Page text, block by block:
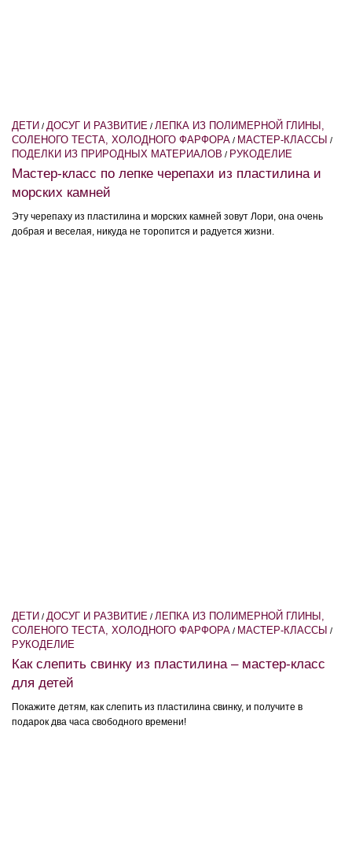
ДЕТИ / ДОСУГ И РАЗВИТИЕ / ЛЕПКА ИЗ ПОЛИМЕРНОЙ ГЛИНЫ,
СОЛЕНОГО ТЕСТА, ХОЛОДНОГО ФАРФОРА / МАСТЕР-КЛАССЫ /
ПОДЕЛКИ ИЗ ПРИРОДНЫХ МАТЕРИАЛОВ / РУКОДЕЛИЕ
Мастер-класс по лепке черепахи из пластилина и
морских камней
Эту черепаху из пластилина и морских камней зовут Лори, она очень
добрая и веселая, никуда не торопится и радуется жизни.
ДЕТИ / ДОСУГ И РАЗВИТИЕ / ЛЕПКА ИЗ ПОЛИМЕРНОЙ ГЛИНЫ,
СОЛЕНОГО ТЕСТА, ХОЛОДНОГО ФАРФОРА / МАСТЕР-КЛАССЫ /
РУКОДЕЛИЕ
Как слепить свинку из пластилина – мастер-класс
для детей
Покажите детям, как слепить из пластилина свинку, и получите в
подарок два часа свободного времени!